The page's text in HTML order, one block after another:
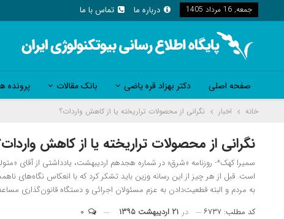
جمعه, 16 مرداد 1405 درباره ما تماس با ما
صفحه اصلی دکتر بهزاد قره یاضی بانک مقالات پرونده
خانه اخبار نگرانی از محصولات تراریخته یا از کاهش واردات؟
نگرانی از محصولات تراریخته یا از کاهش
سمیرا کهک*- روزنامه «شرق» در شماره هجدهم اردیبهشت‌، یادداشتی از آقای
است. قبل از هر چیز از این رسانه وزین باید تشکر کرد که با انعکاس نگاه‌های
به مردم و البته قطعیت‌دادن به عزم مسئولان اجرائی و دستگاه قانون‌گذاری
کد مطلب: ۶۷۳۷ در ۲۱ اردیبهشت ۱۳۹۵